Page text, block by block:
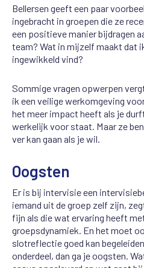
Bellersen geeft een paar
ingebracht in groepen die ze
een positieve manier bijdragen
team? Wat in mijzelf maakt dat
ingewikkeld vind?
Sommige vragen opwerpen
ik een veilige werkomgeving
het meer impact heeft als je
werkelijk voor staat. Maar ze
ver kan gaan als je wil.
Oogsten
Er is bij intervisie een
iemand uit de groep zelf zijn,
fijn als die wat ervaring heeft
groepsdynamiek. En het moet
slotreflectie goed kan
onderdeel, dan ga je oogsten.